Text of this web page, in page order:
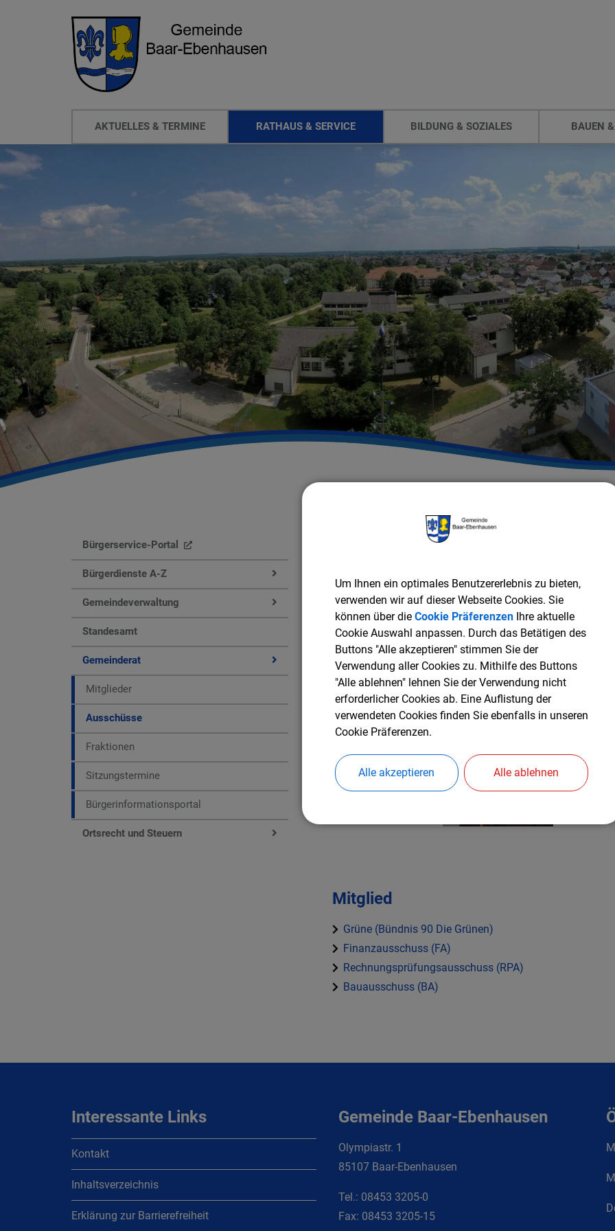
AKTUELLES & TERMINE RATHAUS & SERVICE BILDUNG & SOZIALES BAUEN
Bürgerservice-Portal
Bürgerdienste A-Z
Gemeindeverwaltung
Standesamt
Gemeinderat
Mitglieder
Ausschüsse
Fraktionen
Sitzungstermine
Bürgerinformationsportal
Ortsrecht und Steuern
Gemeinde Baar-Ebenhausen RATHAUS & SERVICE
ZURÜCK
Brigitta Winkelmann
Mitglied
Grüne (Bündnis 90 Die Grünen)
Finanzausschuss (FA)
Rechnungsprüfungsausschuss (RPA)
Bauausschuss (BA)
Interessante Links
Kontakt
Inhaltsverzeichnis
Erklärung zur Barrierefreiheit
Gemeinde Baar-Ebenhausen
Olympiastr. 1
85107 Baar-Ebenhausen
Tel.: 08453 3205-0
Fax: 08453 3205-15
Um Ihnen ein optimales Benutzererlebnis zu bieten,
verwenden wir auf dieser Webseite Cookies. Sie
können über die Cookie PräferenzenIhre aktuelle
Cookie Auswahl anpassen. Durch das Betätigen des
Buttons "Alle akzeptieren" stimmen Sie der
Verwendung aller Cookies zu. Mithilfe des Buttons
"Alle ablehnen" lehnen Sie der Verwendung nicht
erforderlicher Cookies ab. Eine Auflistung der
verwendeten Cookies finden Sie ebenfalls in unseren
Cookie Präferenzen.
Alle akzeptieren Alle ablehnen